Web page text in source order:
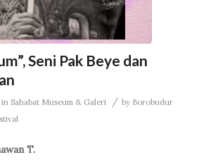
Seni Pak Beye dan
in Sahabat Museum & Galeri / by Borobudur
T.